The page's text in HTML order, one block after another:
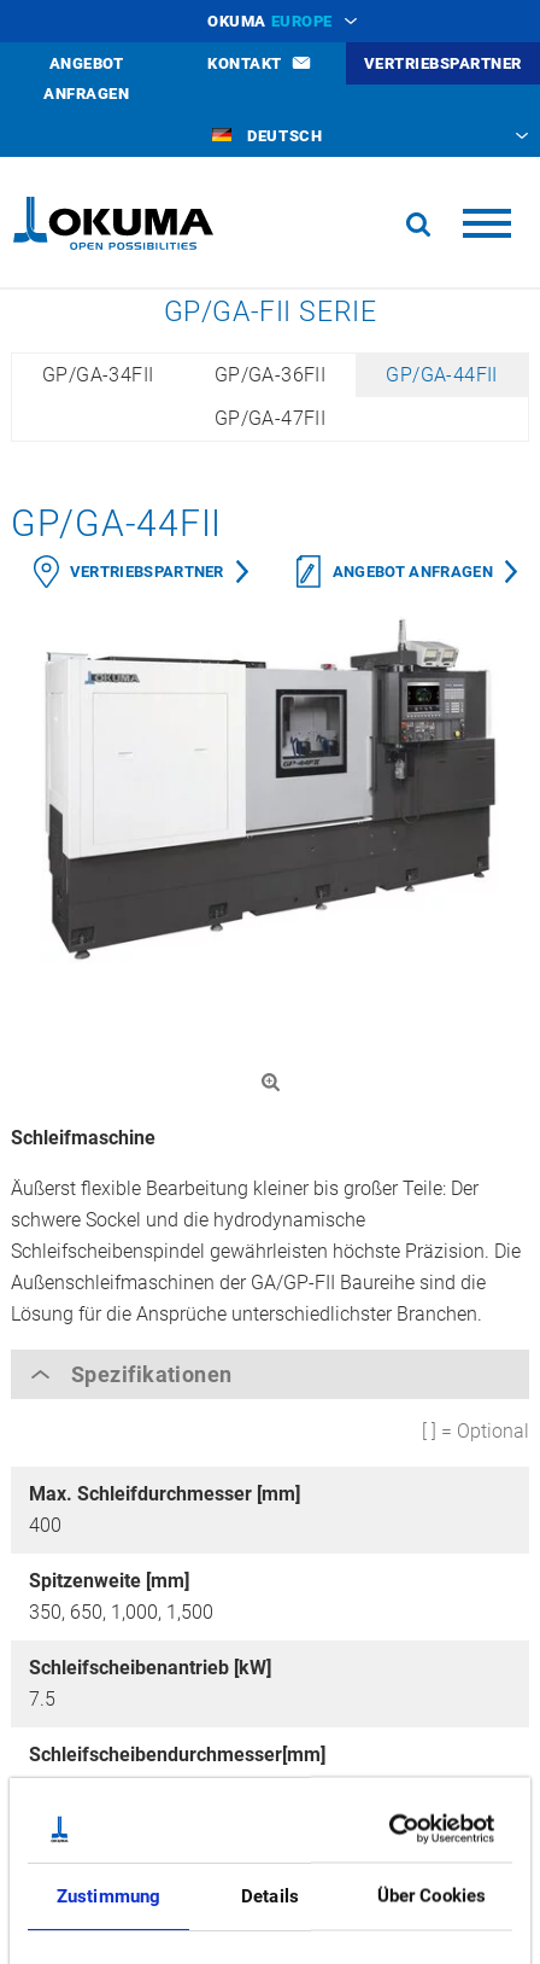
Zustimmung Details Über Cookies
OKUMA EUROPE
ANGEBOT
ANFRAGEN
KONTAKT VERTRIEBSPARTNER
DEUTSCH
GP/GA-FII SERIE
GP/GA-34FII GP/GA-36FII
GP/GA-44FII
GP/GA-47FII
GP/GA-44FII
VERTRIEBSPARTNER ANGEBOT ANFRAGEN
Schleifmaschine
Äußerst flexible Bearbeitung kleiner bis großer Teile: Der
schwere Sockel und die hydrodynamische
Schleifscheibenspindel gewährleisten höchste Präzision. Die
Außenschleifmaschinen der GA/GP-FII Baureihe sind die
Lösung für die Ansprüche unterschiedlichster Branchen.
Spezifikationen
[ ] = Optional
Max. Schleifdurchmesser [mm]
400
Spitzenweite [mm]
350, 650, 1,000, 1,500
Schleifscheibenantrieb [kW]
7.5
Schleifscheibendurchmesser[mm]
455
Umfangsgeschwindigkeit [m/sec]
Stellfläche [mm]